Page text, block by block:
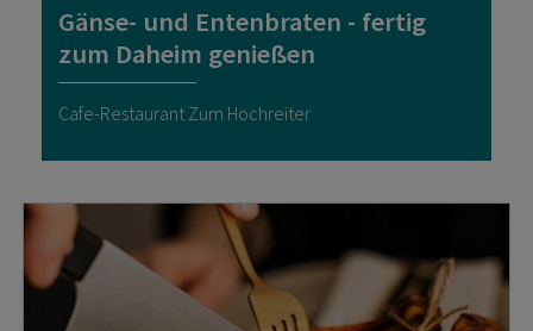
Gänse- und Entenbraten - fertig
zum Daheim genießen
Cafe-Restaurant Zum Hochreiter